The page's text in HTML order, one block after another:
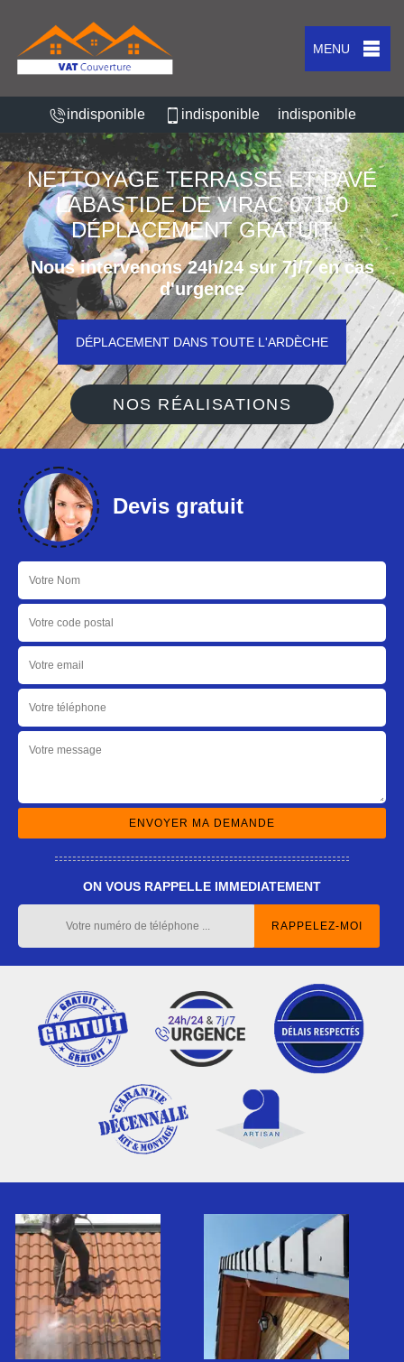
MENU
indisponible indisponible indisponible
NETTOYAGE TERRASSE ET PAVÉ
LABASTIDE DE VIRAC 07150
DÉPLACEMENT GRATUIT
Nous intervenons 24h/24 sur 7j/7 en cas
d'urgence
DÉPLACEMENT DANS TOUTE L'ARDÈCHE
NOS RÉALISATIONS
Devis gratuit
ON VOUS RAPPELLE IMMEDIATEMENT